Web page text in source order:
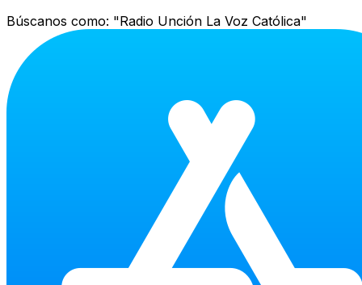
Búscanos como: "Radio Unción La Voz Católica"